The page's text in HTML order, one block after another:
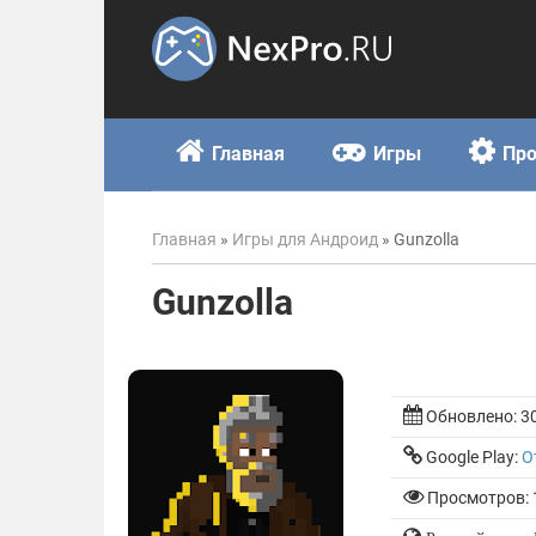
Главная Игры
Главная » Игры для Андроид » Gunzolla
Gunzolla
Обновлено:
Google Play:
Просмотров: